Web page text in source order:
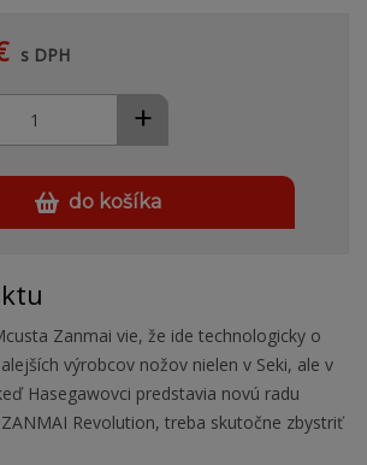
s DPH
+
do košíka
Zanmai vie, že ide technologicky o
výrobcov nožov nielen v Seki, ale v
Hasegawovci predstavia novú radu
Revolution, treba skutočne zbystriť